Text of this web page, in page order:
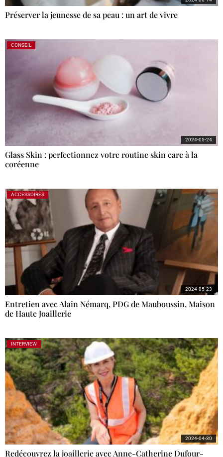
Préserver la jeunesse de sa peau : un art de vivre
CONSEIL
Glass Skin : perfectionnez votre routine skin care à la
coréenne
2024-05-24
ACCESSOIRES
Entretien avec Alain Némarq, PDG de Mauboussin, Maison
de Haute Joaillerie
2024-05-23
INTERVIEW
Redécouvrez la joaillerie avec Anne-Catherine Dufour-
2024-04-30